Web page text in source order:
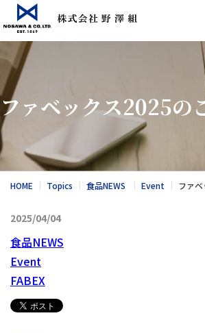
ファベックス2025の
HOME Topics 食品NEWS Event ファ
2025/04/04
食品NEWS
Event
FABEX